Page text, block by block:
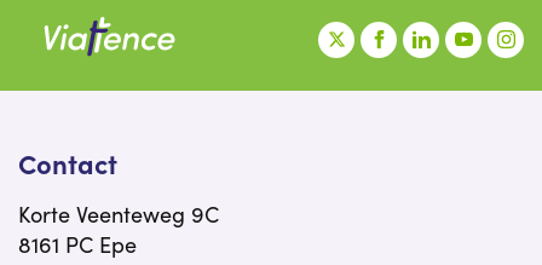
Contact
Korte Veenteweg 9C
8161 PC Epe